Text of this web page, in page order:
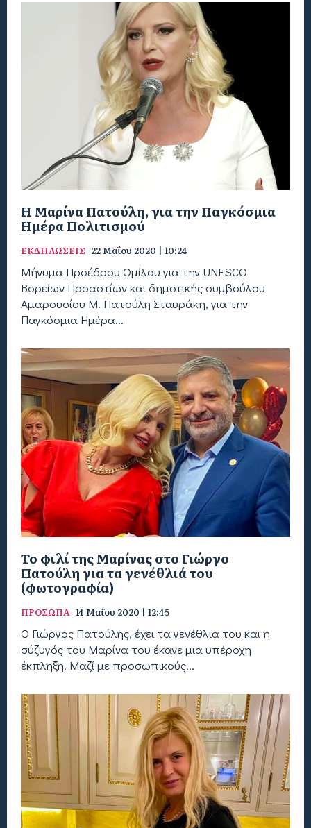
Η Μαρίνα Πατούλη, για την Παγκόσμια
Ημέρα Πολιτισμού
ΕΚΔΗΛΩΣΕΙΣ 22 Μαΐου 2020 | 10:24
Μήνυμα Προέδρου Ομίλου για την UNESCO
Βορείων Προαστίων και δημοτικής συμβούλου
Αμαρουσίου Μ. Πατούλη Σταυράκη, για την
Παγκόσμια Ημέρα...
Το φιλί της Μαρίνας στο Γιώργο
Πατούλη για τα γενέθλιά του
(φωτογραφία)
ΠΡΟΣΩΠΑ 14 Μαΐου 2020 | 12:45
Ο Γιώργος Πατούλης, έχει τα γενέθλια του και η
σύζυγός του Μαρίνα του έκανε μια υπέροχη
έκπληξη. Μαζί με προσωπικούς...